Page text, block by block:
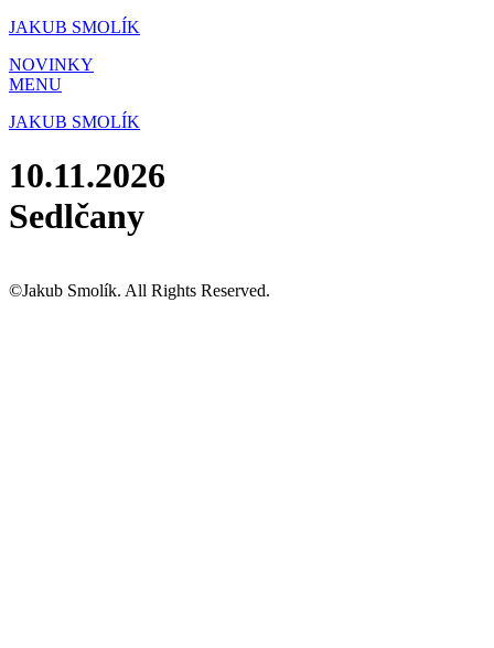
Přejít
obsahu
JAKUB SMOLÍK
NOVINKY
MENU
JAKUB SMOLÍK
10.11.2026
Sedlčany
©Jakub Smolík. All Rights Reserved.